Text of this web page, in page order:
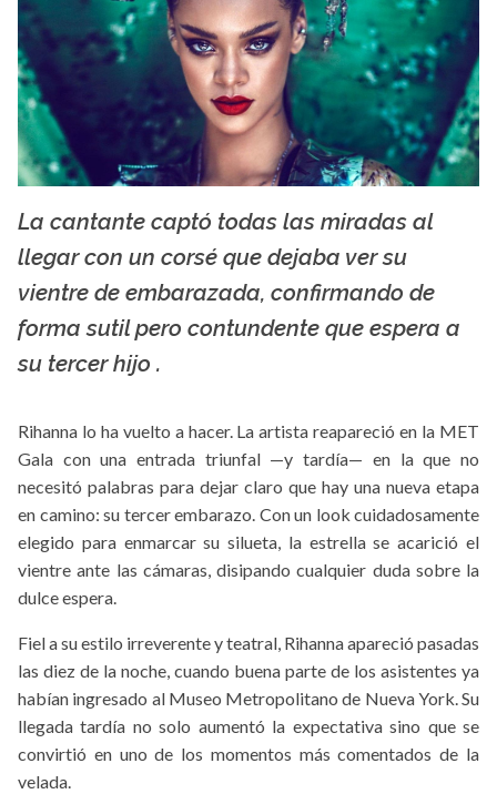
La cantante captó todas las miradas al
llegar con un corsé que dejaba ver su
vientre de embarazada, confirmando de
forma sutil pero contundente que espera a
su tercer hijo .
Rihanna lo ha vuelto a hacer. La artista reapareció en la MET
Gala con una entrada triunfal —y tardía— en la que no
necesitó palabras para dejar claro que hay una nueva etapa
en camino: su tercer embarazo. Con un look cuidadosamente
elegido para enmarcar su silueta, la estrella se acarició el
vientre ante las cámaras, disipando cualquier duda sobre la
dulce espera.
Fiel a su estilo irreverente y teatral, Rihanna apareció pasadas
las diez de la noche, cuando buena parte de los asistentes ya
habían ingresado al Museo Metropolitano de Nueva York. Su
llegada tardía no solo aumentó la expectativa sino que se
convirtió en uno de los momentos más comentados de la
velada.